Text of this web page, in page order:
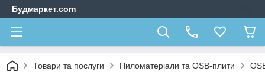
Будмаркет.com
Товари та послуги Пиломатеріали та OSB-плити